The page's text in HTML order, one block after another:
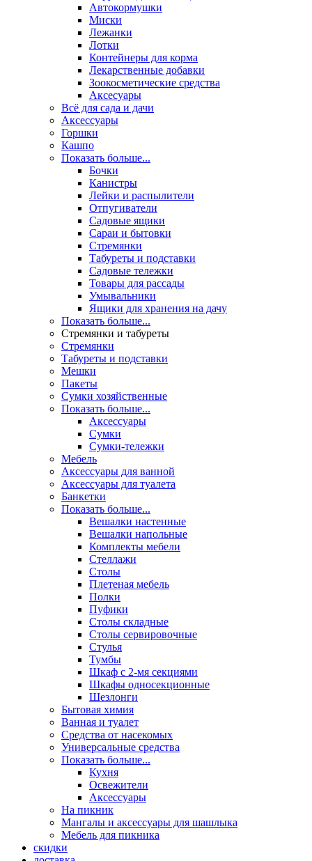
Автокормушки
Миски
Лежанки
Лотки
Контейнеры для корма
Лекарственные добавки
Зоокосметические средства
Аксесуары
Всё для сада и дачи
Аксессуары
Горшки
Кашпо
Показать больше...
Бочки
Канистры
Лейки и распылители
Отпугиватели
Садовые ящики
Сараи и бытовки
Стремянки
Табуреты и подставки
Садовые тележки
Товары для рассады
Умывальники
Ящики для хранения на дачу
Показать больше...
Стремянки и табуреты
Стремянки
Табуреты и подставки
Мешки
Пакеты
Сумки хозяйственные
Показать больше...
Аксессуары
Сумки
Сумки-тележки
Мебель
Аксессуары для ванной
Аксессуары для туалета
Банкетки
Показать больше...
Вешалки настенные
Вешалки напольные
Комплекты мебели
Стеллажи
Столы
Плетеная мебель
Полки
Пуфики
Столы складные
Столы сервировочные
Стулья
Тумбы
Шкаф с 2-мя секциями
Шкафы односекционные
Шезлонги
Бытовая химия
Ванная и туалет
Средства от насекомых
Универсальные средства
Показать больше...
Кухня
Освежители
Аксессуары
На пикник
Мангалы и аксессуары для шашлыка
Мебель для пикника
скидки